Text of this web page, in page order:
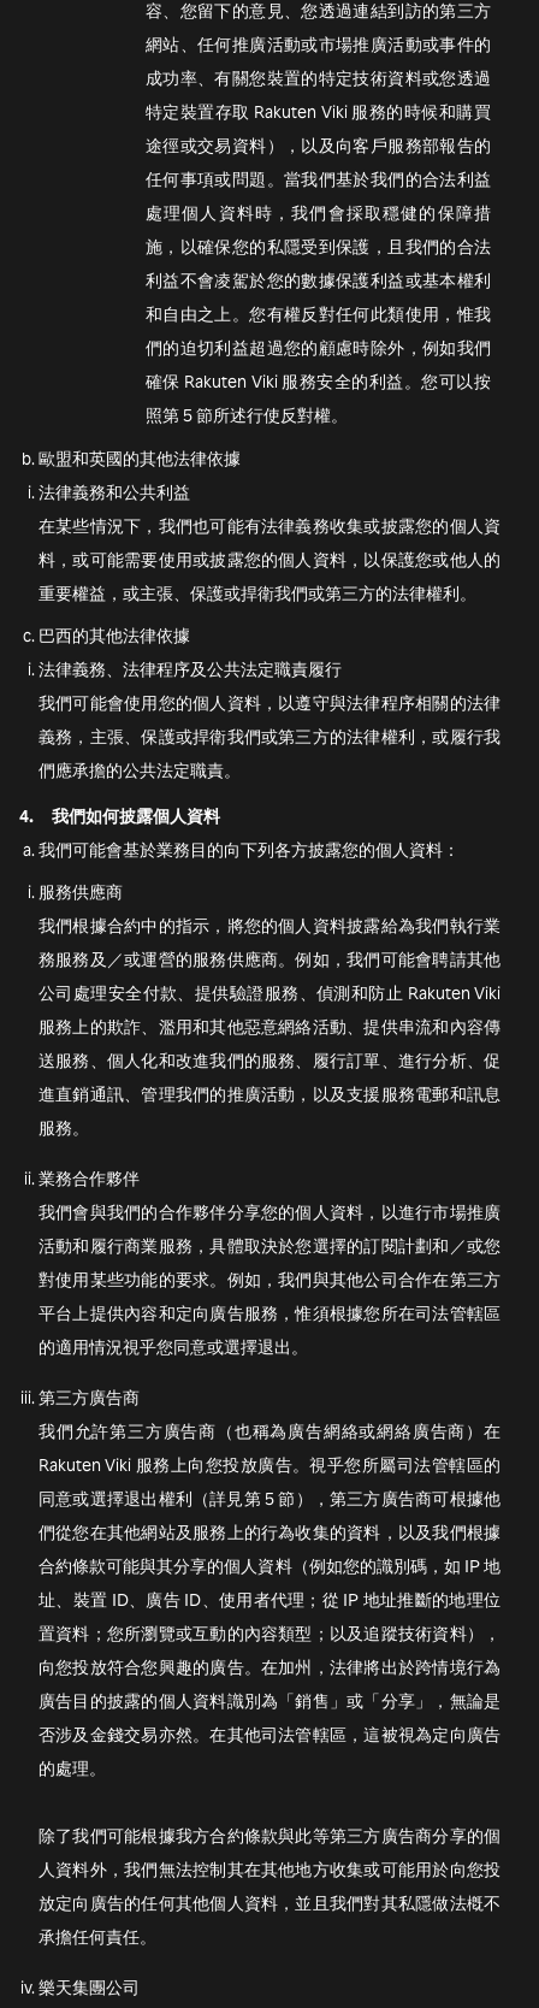
容、您留下的意見、您透過連結到訪的第三方
網站、任何推廣活動或市場推廣活動或事件的
成功率、有關您裝置的特定技術資料或您透過
特定裝置存取 Rakuten Viki 服務的時候和購買
途徑或交易資料），以及向客戶服務部報告的
任何事項或問題。當我們基於我們的合法利益
處理個人資料時，我們會採取穩健的保障措
施，以確保您的私隱受到保護，且我們的合法
利益不會凌駕於您的數據保護利益或基本權利
和自由之上。您有權反對任何此類使用，惟我
們的迫切利益超過您的顧慮時除外，例如我們
確保 Rakuten Viki 服務安全的利益。您可以按
照第 5 節所述行使反對權。
歐盟和英國的其他法律依據
法律義務和公共利益
在某些情況下，我們也可能有法律義務收集或披露您的個人資
料，或可能需要使用或披露您的個人資料，以保護您或他人的
重要權益，或主張、保護或捍衛我們或第三方的法律權利。
巴西的其他法律依據
法律義務、法律程序及公共法定職責履行
我們可能會使用您的個人資料，以遵守與法律程序相關的法律
義務，主張、保護或捍衛我們或第三方的法律權利，或履行我
們應承擔的公共法定職責。
4.
我們如何披露個人資料
我們可能會基於業務目的向下列各方披露您的個人資料：
服務供應商
我們根據合約中的指示，將您的個人資料披露給為我們執行業
務服務及／或運營的服務供應商。例如，我們可能會聘請其他
公司處理安全付款、提供驗證服務、偵測和防止 Rakuten Viki
服務上的欺詐、濫用和其他惡意網絡活動、提供串流和內容傳
送服務、個人化和改進我們的服務、履行訂單、進行分析、促
進直銷通訊、管理我們的推廣活動，以及支援服務電郵和訊息
服務。
業務合作夥伴
我們會與我們的合作夥伴分享您的個人資料，以進行市場推廣
活動和履行商業服務，具體取決於您選擇的訂閱計劃和／或您
對使用某些功能的要求。例如，我們與其他公司合作在第三方
平台上提供內容和定向廣告服務，惟須根據您所在司法管轄區
的適用情況視乎您同意或選擇退出。
第三方廣告商
我們允許第三方廣告商（也稱為廣告網絡或網絡廣告商）在
Rakuten Viki 服務上向您投放廣告。視乎您所屬司法管轄區的
同意或選擇退出權利（詳見第 5 節），第三方廣告商可根據他
們從您在其他網站及服務上的行為收集的資料，以及我們根據
合約條款可能與其分享的個人資料（例如您的識別碼，如 IP 地
址、裝置 ID、廣告 ID、使用者代理；從 IP 地址推斷的地理位
置資料；您所瀏覽或互動的內容類型；以及追蹤技術資料），
向您投放符合您興趣的廣告。在加州，法律將出於跨情境行為
廣告目的披露的個人資料識別為「銷售」或「分享」，無論是
否涉及金錢交易亦然。在其他司法管轄區，這被視為定向廣告
的處理。
除了我們可能根據我方合約條款與此等第三方廣告商分享的個
人資料外，我們無法控制其在其他地方收集或可能用於向您投
放定向廣告的任何其他個人資料，並且我們對其私隱做法槪不
承擔任何責任。
樂天集團公司